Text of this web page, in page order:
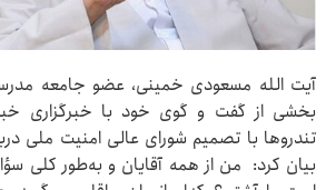
آیت الله مسعودی خمینی، عضو جامعه
بخشی از گفت و گوی خود با خبرگزاری
تندروها با تصمیم شورای عالی امنیت ملی
بیان کرد: من از همه آقایان و به‌طور کلی